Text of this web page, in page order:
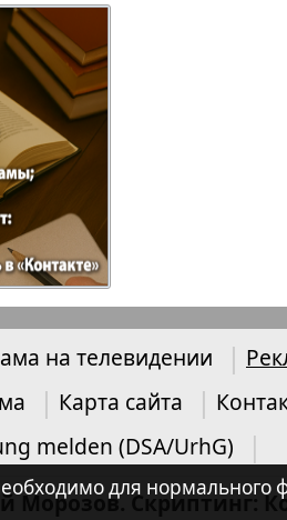
на телевидении
Карта сайта
melden (DSA/UrhG)
Скриптинг:
для